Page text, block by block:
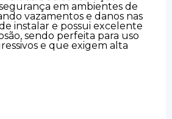
em ambientes de
vazamentos e danos nas
instalar e possui excelente
sendo perfeita para uso
e que exigem alta